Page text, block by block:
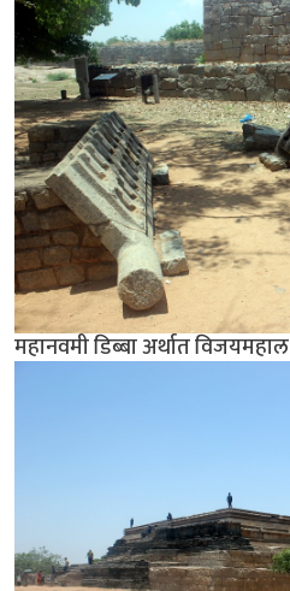
महानवमी डिब्बा अर्थात विजयमहाल